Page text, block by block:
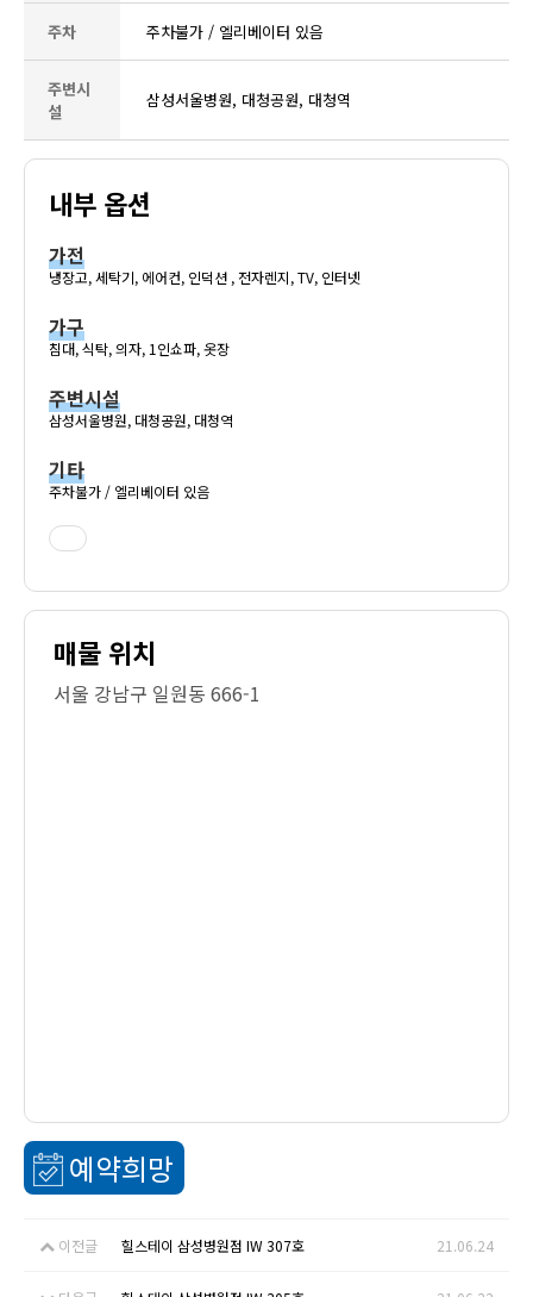
주차 주차불가 / 엘리베이터 있음
주변시
설
삼성서울병원, 대청공원, 대청역
내부 옵션
가전
냉장고, 세탁기, 에어컨, 인덕션 , 전자렌지, TV, 인터넷
가구
침대, 식탁, 의자, 1인쇼파, 옷장
주변시설
삼성서울병원, 대청공원, 대청역
기타
주차불가 / 엘리베이터 있음
매물 위치
서울 강남구 일원동 666-1
예약희망
이전글 힐스테이 삼성병원점 IW 307호 21.06.24